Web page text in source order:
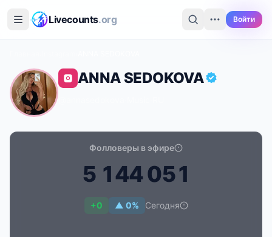
Livecounts.org Войти
ANNA SEDOKOVA
Фолловеры в эфире
5 144051
+0 ▲ 0% Сегодня